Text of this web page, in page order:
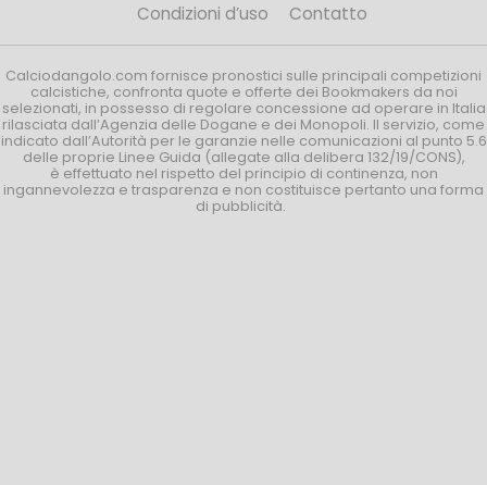
Condizioni d’uso
Contatto
Calciodangolo.com fornisce pronostici sulle principali competizioni
calcistiche, confronta quote e offerte dei Bookmakers da noi
selezionati, in possesso di regolare concessione ad operare in Italia
rilasciata dall’Agenzia delle Dogane e dei Monopoli. Il servizio, come
indicato dall’Autorità per le garanzie nelle comunicazioni al punto 5.6
delle proprie Linee Guida (allegate alla delibera 132/19/CONS),
è effettuato nel rispetto del principio di continenza, non
ingannevolezza e trasparenza e non costituisce pertanto una forma
di pubblicità.